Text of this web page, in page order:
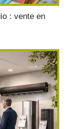
: vente en